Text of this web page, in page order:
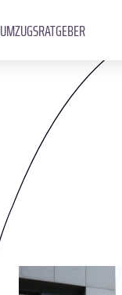
UMZUGSRATGEBER